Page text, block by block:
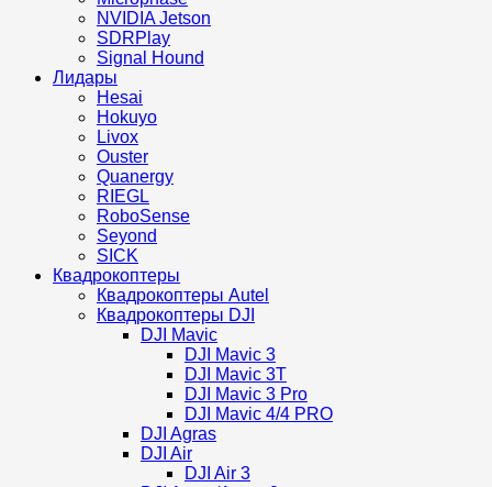
NVIDIA Jetson
SDRPlay
Signal Hound
Лидары
Hesai
Hokuyo
Livox
Ouster
Quanergy
RIEGL
RoboSense
Seyond
SICK
Квадрокоптеры
Квадрокоптеры Autel
Квадрокоптеры DJI
DJI Mavic
DJI Mavic 3
DJI Mavic 3T
DJI Mavic 3 Pro
DJI Mavic 4/4 PRO
DJI Agras
DJI Air
DJI Air 3